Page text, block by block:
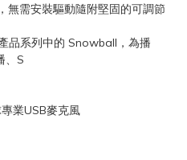
無需安裝驅動隨附堅固的可調節
品系列中的 Snowball，為播
、S
業USB麥克風